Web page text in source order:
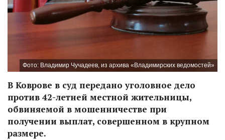
Фото: Владимир Чучадеев, из архива «Владимирских ведомостей»
В Коврове в суд передано уголовное дело
против 42-летней местной жительницы,
обвиняемой в мошенничестве при
получении выплат, совершенном в крупном
размере.